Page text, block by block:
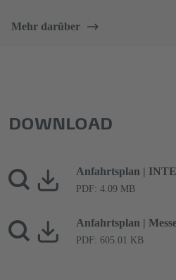
Mehr darüber
DOWNLOAD
Anfahrtsplan |
PDF: 4.09 MB
Anfahrtsplan |
PDF: 605.01 KB